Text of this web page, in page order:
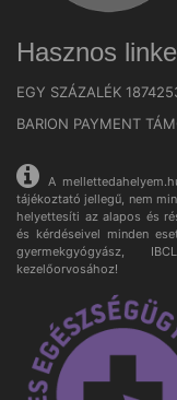
Hasznos
EGY SZÁZALÉK
BARION PAYMENT
A
tájékoztató jellegű, nem
helyettesíti az alapos és
és kérdéseivel minden
gyermekgyógyász,
kezelőorvosához!